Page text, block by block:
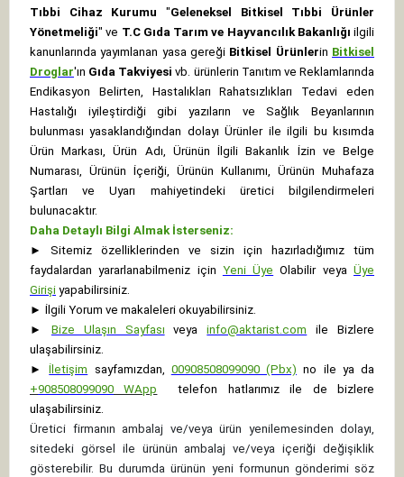
Tıbbi Cihaz Kurumu "Geleneksel Bitkisel Tıbbi Ürünler
Yönetmeliği" ve T.C Gıda Tarım ve Hayvancılık Bakanlığı ilgili
kanunlarında yayımlanan yasa gereği Bitkisel Ürünlerin Bitkisel
Droglar'ın Gıda Takviyesi vb. ürünlerin Tanıtım ve Reklamlarında
Endikasyon Belirten, Hastalıkları Rahatsızlıkları Tedavi eden
Hastalığı iyileştirdiği gibi yazıların ve Sağlık Beyanlarının
bulunması yasaklandığından dolayı Ürünler ile ilgili bu kısımda
Ürün Markası, Ürün Adı, Ürünün İlgili Bakanlık İzin ve Belge
Numarası, Ürünün İçeriği, Ürünün Kullanımı, Ürünün Muhafaza
Şartları ve Uyarı mahiyetindeki üretici bilgilendirmeleri
bulunacaktır.
Daha Detaylı Bilgi Almak İsterseniz:
►
Sitemiz özelliklerinden ve sizin için hazırladığımız tüm
faydalardan yararlanabilmeniz için Yeni Üye Olabilir veyaÜye
Girişi yapabilirsiniz.
► İlgili Yorum ve makaleleri okuyabilirsiniz.
►
Bize Ulaşın Sayfası veya info@aktarist.com
ile Bizlere
ulaşabilirsiniz.
►
İletişim sayfamızdan, 00908508099090 (Pbx) no ile ya da
+908508099090 WApp
telefon hatlarımız ile de bizlere
ulaşabilirsiniz.
Üretici firmanın ambalaj ve/veya ürün yenilemesinden dolayı,
sitedeki görsel ile ürünün ambalaj ve/veya içeriği değişiklik
gösterebilir. Bu durumda ürünün yeni formunun gönderimi söz